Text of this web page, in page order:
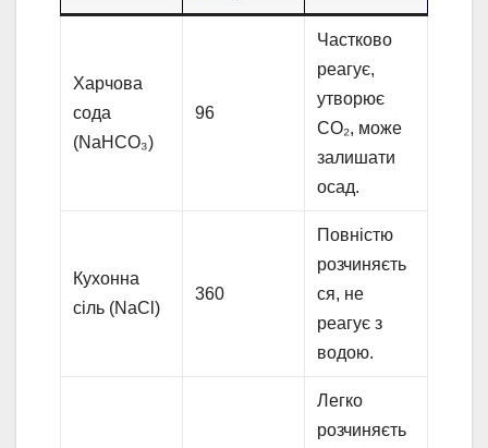
Харчова
сода
(NaHCO₃)
96
Частково
реагує,
утворює
CO₂, може
залишати
осад.
Кухонна
сіль (NaCl)
360
Повністю
розчиняєть
ся, не
реагує з
водою.
Легко
розчиняєть